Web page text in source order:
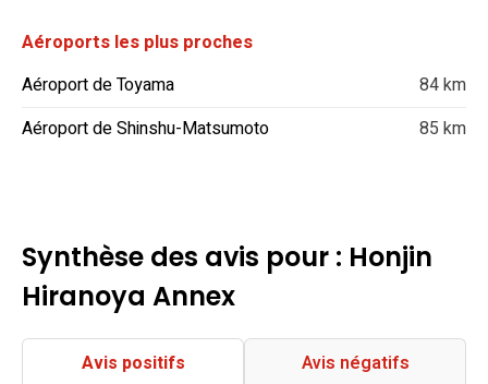
Aéroports les plus proches
Aéroport de Toyama
84 km
Aéroport de Shinshu-Matsumoto
85 km
Synthèse des avis pour : Honjin
Hiranoya Annex
Avis positifs Avis négatifs